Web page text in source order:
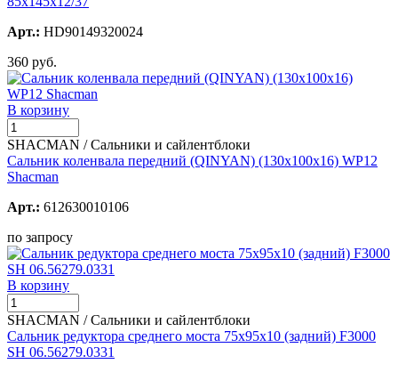
Арт.: HD90149320024
360 руб.
В корзину
SHACMAN / Сальники и сайлентблоки
Сальник коленвала передний (QINYAN) (130х100х16) WP12
Shacman
Арт.: 612630010106
по запросу
В корзину
SHACMAN / Сальники и сайлентблоки
Сальник редуктора среднего моста 75х95x10 (задний) F3000
SH 06.56279.0331